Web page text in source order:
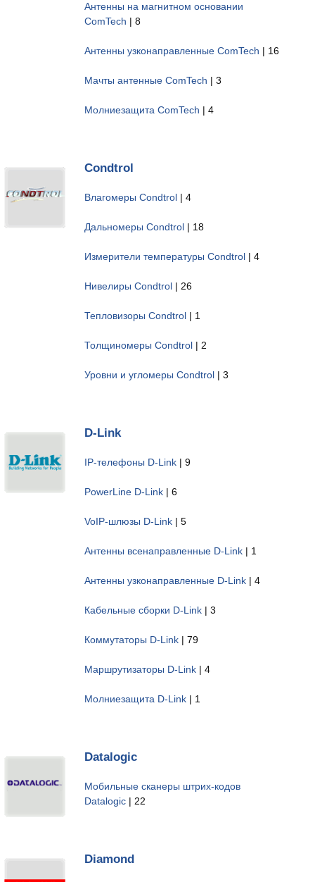
Антенны на магнитном основании
ComTech | 8
Антенны узконаправленные ComTech | 16
Мачты антенные ComTech | 3
Молниезащита ComTech | 4
Condtrol
Влагомеры Condtrol | 4
Дальномеры Condtrol | 18
Измерители температуры Condtrol | 4
Нивелиры Condtrol | 26
Тепловизоры Condtrol | 1
Толщиномеры Condtrol | 2
Уровни и угломеры Condtrol | 3
D-Link
IP-телефоны D-Link | 9
PowerLine D-Link | 6
VoIP-шлюзы D-Link | 5
Антенны всенаправленные D-Link | 1
Антенны узконаправленные D-Link | 4
Кабельные сборки D-Link | 3
Коммутаторы D-Link | 79
Маршрутизаторы D-Link | 4
Молниезащита D-Link | 1
Datalogic
Мобильные сканеры штрих-кодов
Datalogic | 22
Diamond